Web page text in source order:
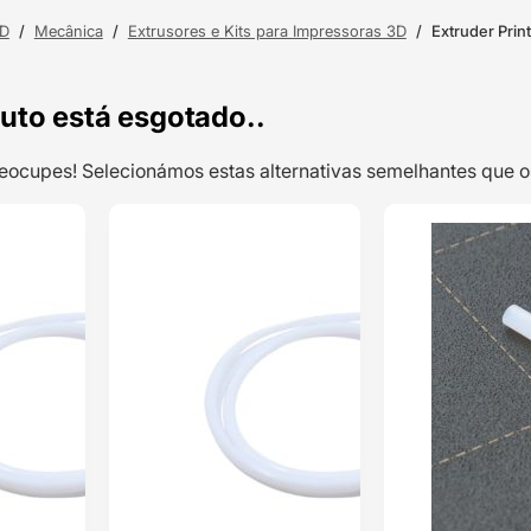
/ Mecânica / Extrusores e Kits para Impressoras 3D / Extruder
está esgotado..
Selecionámos estas alternativas semelhantes que
Classificado
classificações
de clientes